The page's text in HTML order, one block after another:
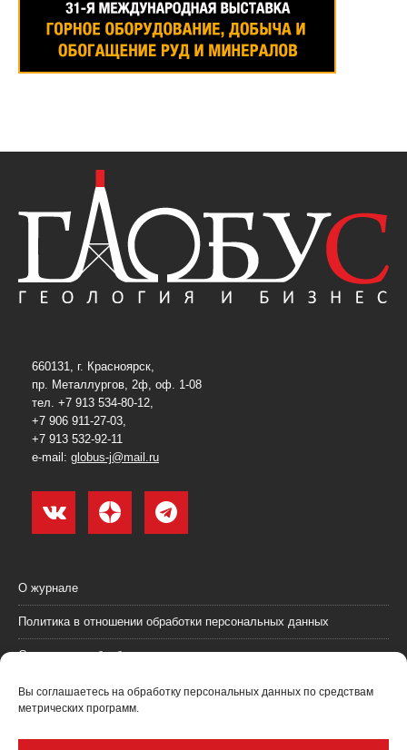
Вы соглашаетесь на обработку персональных данных по средствам
метрических программ.
660131, г. Красноярск,
пр. Металлургов, 2ф, оф. 1-08
тел. +7 913 534-80-12,
+7 906 911-27-03,
+7 913 532-92-11
e-mail: globus-j@mail.ru
О журнале
Политика в отношении обработки персональных данных
Согласие на обработку персональных данных
Пользовательское соглашение (оферта)